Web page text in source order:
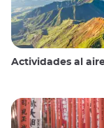
Actividades al